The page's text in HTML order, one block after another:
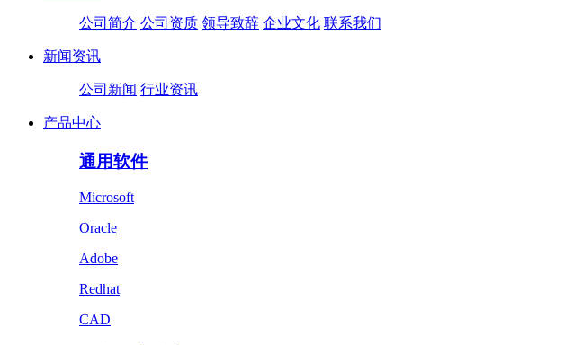
公司简介 公司资质 领导致辞 企业文化 联系我们
新闻资讯
公司新闻 行业资讯
产品中心
通用软件
Microsoft
Oracle
Adobe
Redhat
CAD